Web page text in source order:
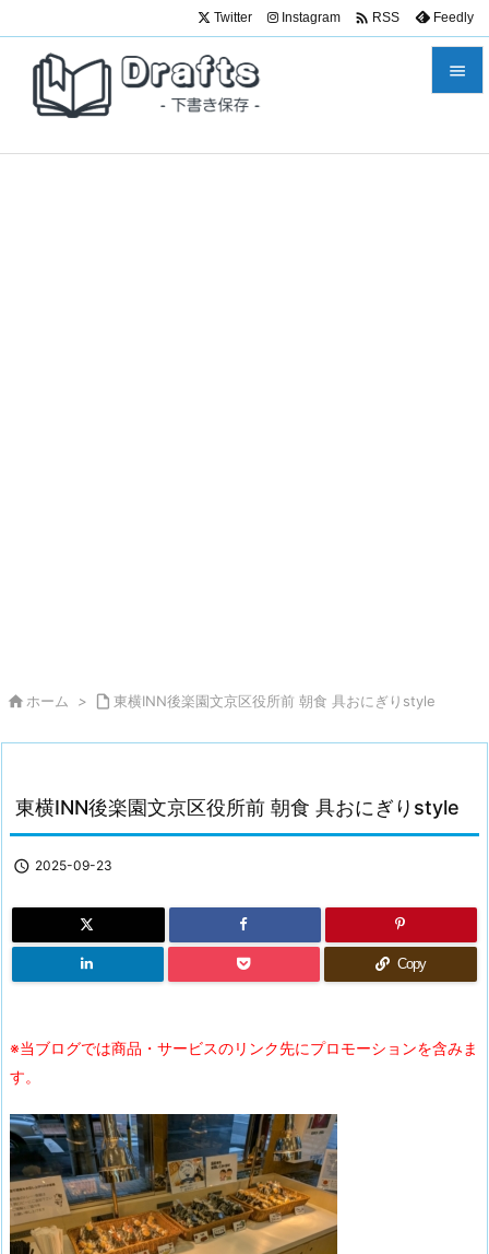

Twitter Instagram  RSS Feedly
 ホーム >  東横INN後楽園文京区役所前 朝食 具おにぎりstyle
東横INN後楽園文京区役所前 朝食 具おにぎりstyle
 2025-09-23
Copy
※当ブログでは商品・サービスのリンク先にプロモーションを含みま
す。